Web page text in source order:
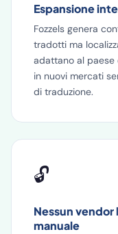
Espansione
Fozzels genera
tradotti ma
adattano al paese
in nuovi mercati
di traduzione.
🔓
Nessun
manuale